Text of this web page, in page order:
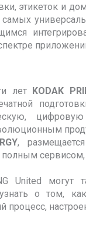
этикеток и
лет KODAK
,
полным
United
о том,
процесс,